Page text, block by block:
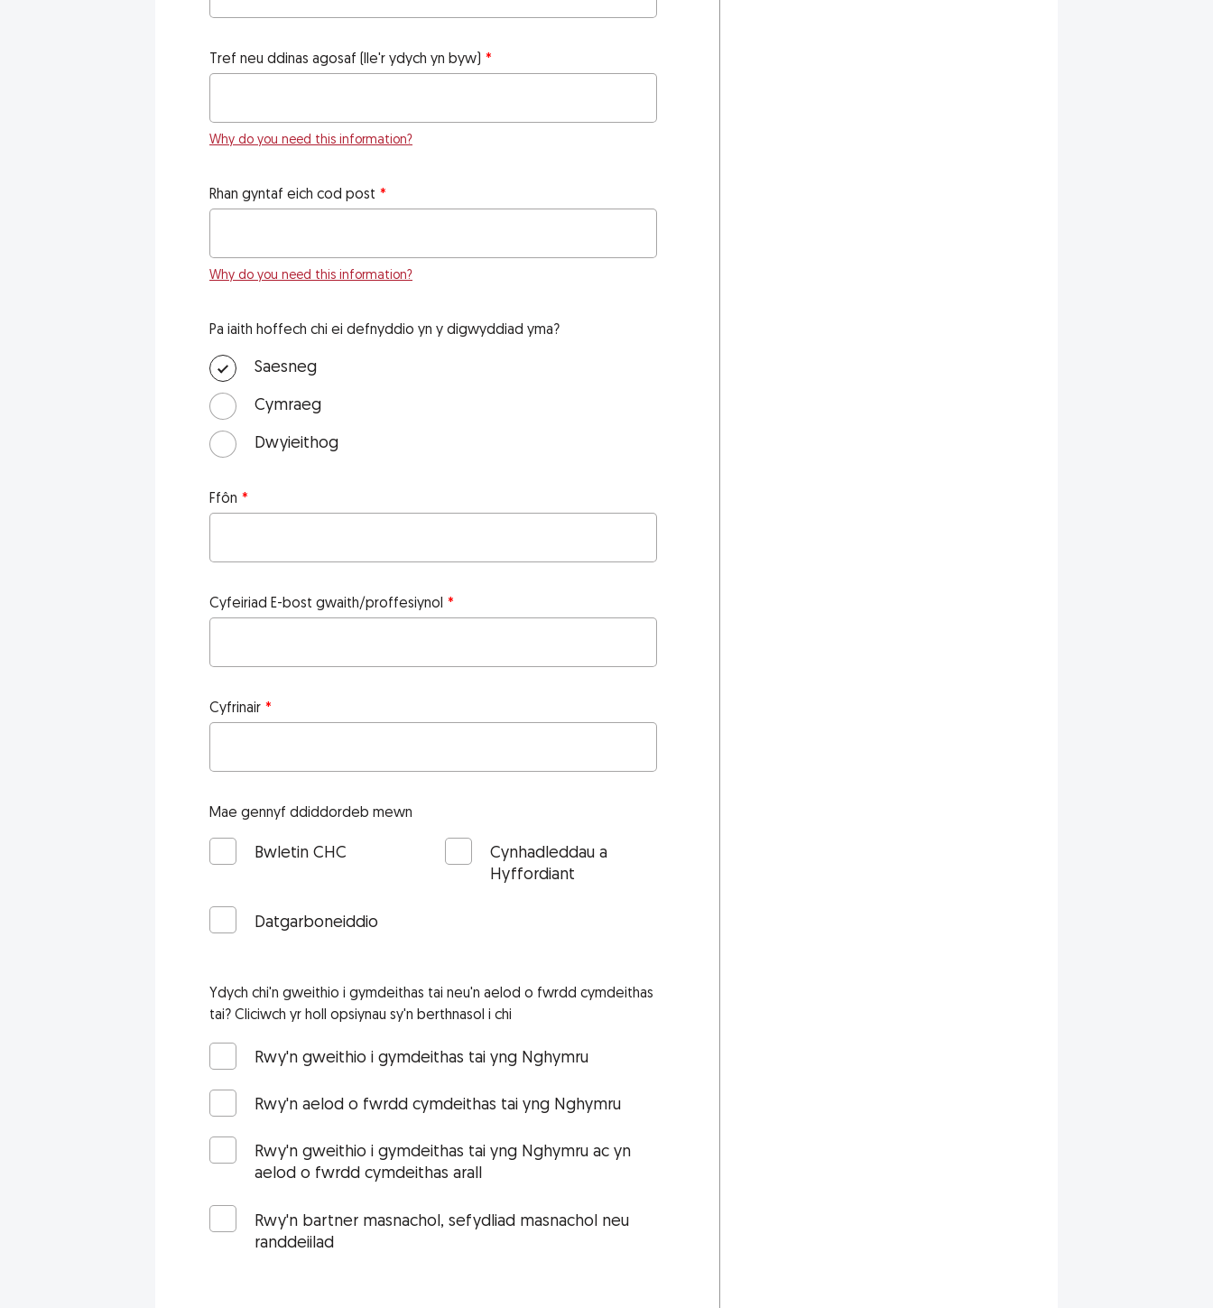
Tref neu ddinas agosaf (lle'r ydych yn byw)
Why do you need this information?
Rhan gyntaf eich cod post
Why do you need this information?
Pa iaith hoffech chi ei defnyddio yn y digwyddiad yma?
Saesneg
Cymraeg
Dwyieithog
Ffôn
Cyfeiriad E-bost gwaith/proffesiynol
Cyfrinair
Mae gennyf ddiddordeb mewn
Bwletin CHC
Cynhadleddau a
Hyffordiant
Datgarboneiddio
Ydych chi'n gweithio i gymdeithas tai neu'n aelod o fwrdd cymdeithas
tai? Cliciwch yr holl opsiynau sy'n berthnasol i chi
Rwy'n gweithio i gymdeithas tai yng Nghymru
Rwy'n aelod o fwrdd cymdeithas tai yng Nghymru
Rwy'n gweithio i gymdeithas tai yng Nghymru ac yn
aelod o fwrdd cymdeithas arall
Rwy'n bartner masnachol, sefydliad masnachol neu
randdeiilad